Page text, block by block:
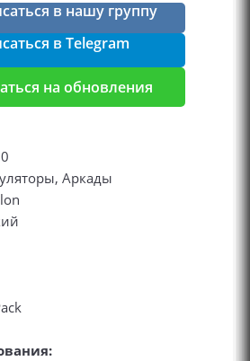
в нашу группу
в Telegram
на обновления
Аркады